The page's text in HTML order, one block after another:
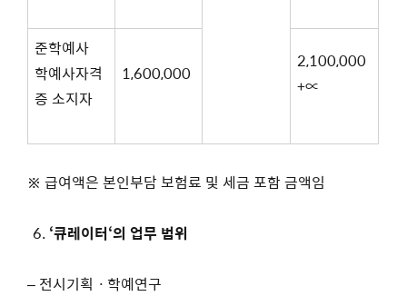
준학예사
학예사자격
증 소지자
1,600,000
2,100,000
+∝
※ 급여액은 본인부담 보험료 및 세금 포함 금액임
‘큐레이터‘의 업무 범위
– 전시기획ㆍ학예연구